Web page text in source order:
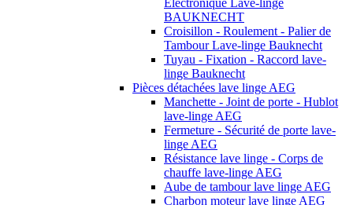
BAUKNECHT
Croisillon - Roulement - Palier de
Tambour Lave-linge Bauknecht
Tuyau - Fixation - Raccord lave-
linge Bauknecht
Pièces détachées lave linge AEG
Manchette - Joint de porte - Hublot
lave-linge AEG
Fermeture - Sécurité de porte lave-
linge AEG
Résistance lave linge - Corps de
chauffe lave-linge AEG
Aube de tambour lave linge AEG
Charbon moteur lave linge AEG